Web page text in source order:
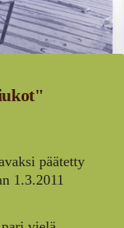
päätetty
1.3.2011